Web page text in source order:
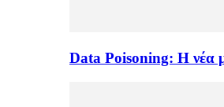
Data Poisoning: Η νέα